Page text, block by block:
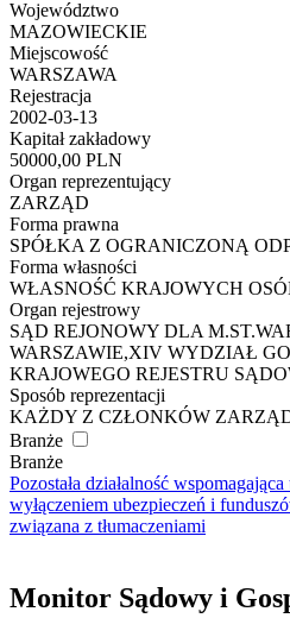
Województwo
MAZOWIECKIE
Miejscowość
WARSZAWA
Rejestracja
2002-03-13
Kapitał zakładowy
50000,00 PLN
Organ reprezentujący
ZARZĄD
Forma prawna
SPÓŁKA Z OGRANICZONĄ
Forma własności
WŁASNOŚĆ KRAJOWYCH
Organ rejestrowy
SĄD REJONOWY DLA
WARSZAWIE,XIV WYDZIAŁ
KRAJOWEGO REJESTRU
Sposób reprezentacji
KAŻDY Z CZŁONKÓW
Branże
Branże
Pozostała działalność
wyłączeniem ubezpieczeń i
związana z tłumaczeniami
Monitor Sądowy i